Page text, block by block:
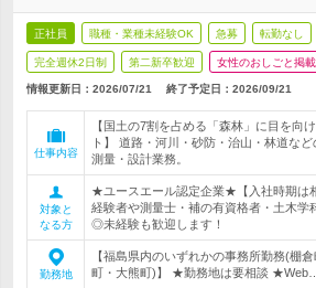
正社員 職種・業種未経験OK 急募 転勤なし
完全週休2日制 第二新卒歓迎 女性のおしごと掲
情報更新日：2026/07/21 終了予定日： 2026/09/21
仕事内容
【国土の7割を占める「森林」に目を向
ト】 道路・河川・砂防・治山・林道な
測量・設計業務。
対象と
なる方
★ユースエール認定企業★【入社時期は
経験者や測量士・補の有資格者・土木学
◎未経験も歓迎します！
勤務地
【福島県内のいずれかの事務所勤務(棚
町・大熊町)】 ★勤務地は要相談 ★Web…